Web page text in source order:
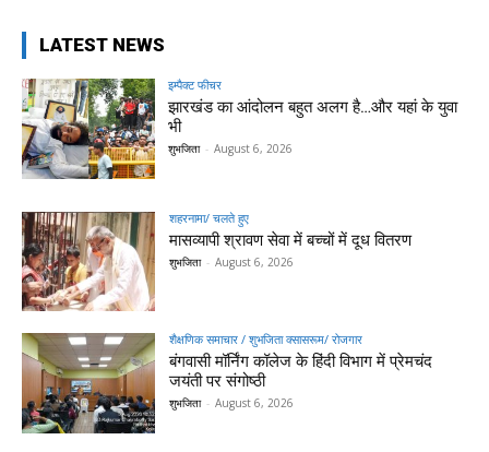
LATEST NEWS
इम्पैक्ट फीचर
झारखंड का आंदोलन बहुत अलग है…और यहां के युवा
भी
शुभजिता - August 6, 2026
शहरनामा/ चलते हुए
मासव्यापी श्रावण सेवा में बच्चों में दूध वितरण
शुभजिता - August 6, 2026
शैक्षणिक समाचार / शुभजिता क्सासरूम/ रोजगार
बंगवासी मॉर्निंग कॉलेज के हिंदी विभाग में प्रेमचंद
जयंती पर संगोष्ठी
शुभजिता - August 6, 2026